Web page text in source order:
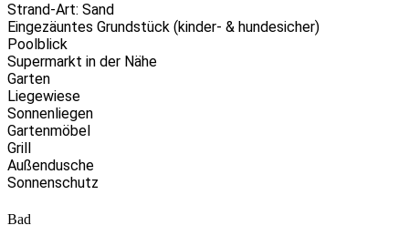
Strand-Art: Sand
Eingezäuntes Grundstück (kinder- & hundesicher)
Poolblick
Supermarkt in der Nähe
Garten
Liegewiese
Sonnenliegen
Gartenmöbel
Grill
Außendusche
Sonnenschutz
Bad